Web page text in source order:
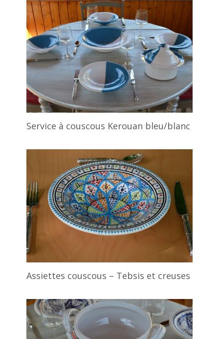
Service à couscous Kerouan bleu/blanc
Assiettes couscous – Tebsis et creuses